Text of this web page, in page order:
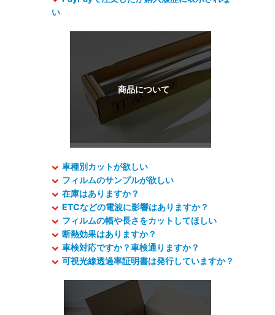
い
車種別カットが欲しい
フィルムのサンプルが欲しい
在庫はありますか？
ETCなどの電波に影響はありますか？
フィルムの幅や長さをカットしてほしい
断熱効果はありますか？
車検対応ですか？車検通りますか？
可視光線透過率証明書は発行していますか？